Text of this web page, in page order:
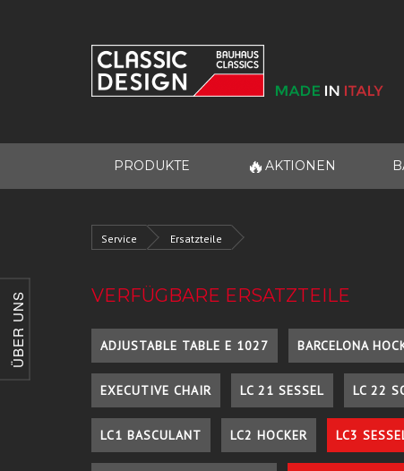
ÜBER UNS
PRODUKTE 🔥 AKTIONEN
Service Ersatzteile
VERFÜGBARE ERSATZTEILE
ADJUSTABLE TABLE E 1027 BARCELONA
EXECUTIVE CHAIR LC 21 SESSEL LC 22
LC1 BASCULANT LC2 HOCKER LC3